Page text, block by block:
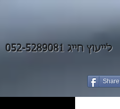
לייעוץ חייג 052-5289081
Share